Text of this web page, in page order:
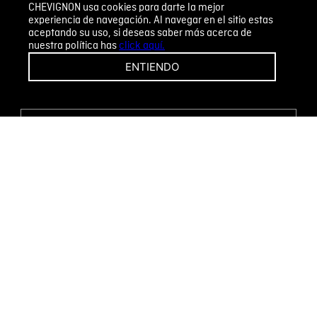
CHEVIGNON usa cookies para darte la mejor
experiencia de navegación. Al navegar en el sitio estas
aceptando su uso, si deseas saber más acerca de
nuestra política hasclick aquí.
ENTIENDO
PETICIONES, QUEJAS Y RECLAMOS
¡CAMBIOS Y DEVOLUCIONES FÁCILES!